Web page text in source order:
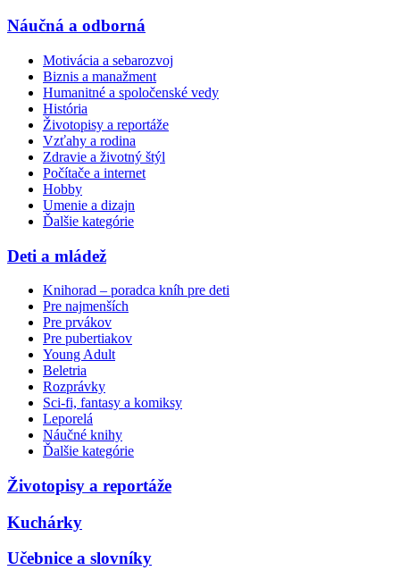
Náučná a odborná
Motivácia a sebarozvoj
Biznis a manažment
Humanitné a spoločenské vedy
História
Životopisy a reportáže
Vzťahy a rodina
Zdravie a životný štýl
Počítače a internet
Hobby
Umenie a dizajn
Ďalšie kategórie
Deti a mládež
Knihorad – poradca kníh pre deti
Pre najmenších
Pre prvákov
Pre pubertiakov
Young Adult
Beletria
Rozprávky
Sci-fi, fantasy a komiksy
Leporelá
Náučné knihy
Ďalšie kategórie
Životopisy a reportáže
Kuchárky
Učebnice a slovníky